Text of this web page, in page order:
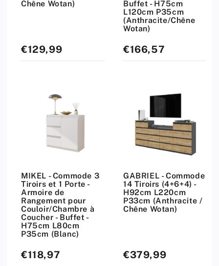
Chêne Wotan)
Prix
standard
€129,99
Buffet - H75cm
L120cm P35cm
(Anthracite/Chêne
Wotan)
Prix
standard
€166,57
MIKEL - Commode 3
Tiroirs et 1 Porte -
Armoire de
Rangement pour
Couloir/Chambre à
Coucher - Buffet -
H75cm L80cm
P35cm (Blanc)
Prix
standard
€118,97
GABRIEL - Commode
14 Tiroirs (4+6+4) -
H92cm L220cm
P33cm (Anthracite /
Chêne Wotan)
Prix
standard
€379,99